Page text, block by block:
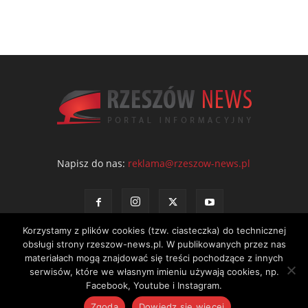
Napisz do nas: reklama@rzeszow-news.pl
Kontakt Polityka prywatności Regulamin portalu
© NEWS Sp. z o.o. - wydawca portalu Rzeszów News. Wszystkie prawa
Korzystamy z plików cookies (tzw. ciasteczka) do technicznej
obsługi strony rzeszow-news.pl. W publikowanych przez nas
materiałach mogą znajdować się treści pochodzące z innych
serwisów, które we własnym imieniu używają cookies, np.
Facebook, Youtube i Instagram.